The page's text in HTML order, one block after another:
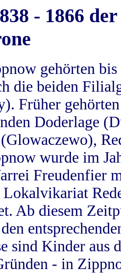
- 1866
gehörten
die beiden
Früher
Doderlage
wurde im
Freudenfier
Lokalvikariat
Ab diesem
sind Kinder aus
- in